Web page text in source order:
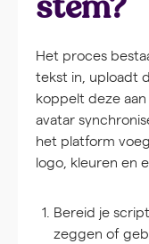
Het proces
tekst in, uploadt
koppelt deze
avatar
het platform
logo, kleuren en
Bereid je
zeggen of